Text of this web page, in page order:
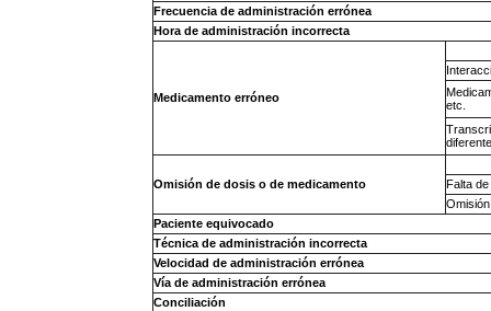
Frecuencia de administración errónea
Hora de administración incorrecta
Medicamento erróneo
etc.
Omisión de dosis o de medicamento
Falta
Paciente equivocado
Técnica de administración incorrecta
Velocidad de administración errónea
Vía de administración errónea
Conciliación